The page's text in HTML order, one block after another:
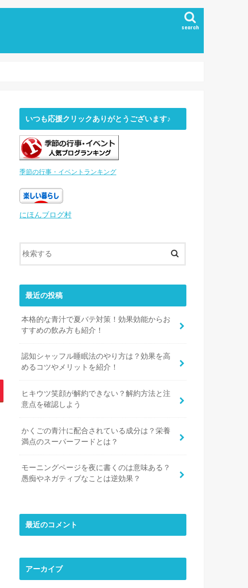
search
いつも応援クリックありがとうございます♪
季節の行事・イベントランキング
にほんブログ村
最近の投稿
本格的な青汁で夏バテ対策！効果効能からお
すすめの飲み方も紹介！
認知シャッフル睡眠法のやり方は？効果を高
めるコツやメリットを紹介！
ヒキウツ笑顔が解約できない？解約方法と注
意点を確認しよう
かくごの青汁に配合されている成分は？栄養
満点のスーパーフードとは？
モーニングページを夜に書くのは意味ある？
愚痴やネガティブなことは逆効果？
最近のコメント
アーカイブ